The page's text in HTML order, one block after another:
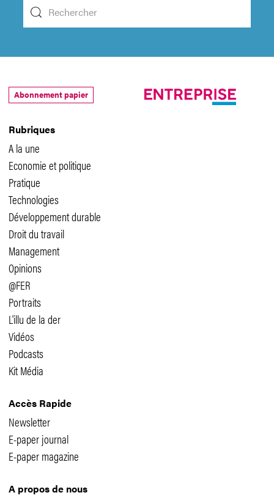
Rubriques
A la une
Economie et politique
Pratique
Technologies
Développement durable
Droit du travail
Management
Opinions
@FER
Portraits
L'illu de la der
Vidéos
Podcasts
Kit Média
Accès Rapide
Newsletter
E-paper journal
E-paper magazine
A propos de nous
Abonnement papier